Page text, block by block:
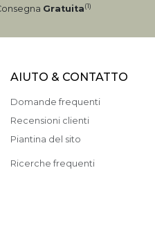
Gratuita(1)
AIUTO & CONTATTO
Domande frequenti
Recensioni clienti
Piantina del sito
Ricerche frequenti